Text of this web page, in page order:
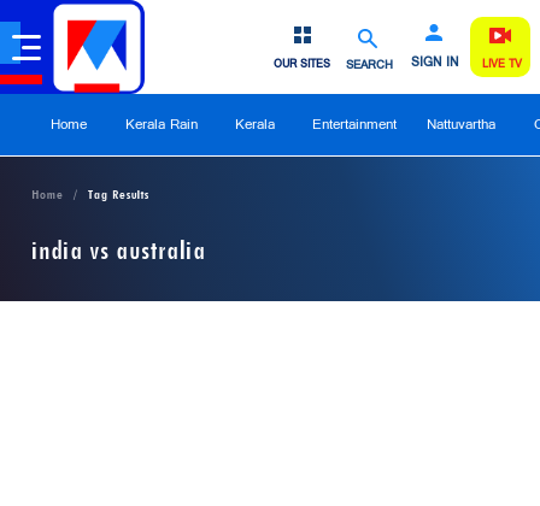
SEARCH SIGN IN
OUR SITES LIVE TV
Home Kerala Rain Kerala Entertainment Nattuvartha
Home Tag Results
india vs australia